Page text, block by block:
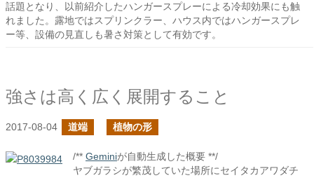
話題となり、以前紹介したハンガースプレーによる冷却効果にも触
れました。露地ではスプリンクラー、ハウス内ではハンガースプレ
ー等、設備の見直しも暑さ対策として有効です。
強さは高く広く展開すること
2017-08-04 道端 植物の形
/** Geminiが自動生成した概要 **/
ヤブガラシが繁茂していた場所にセイタカアワダチ